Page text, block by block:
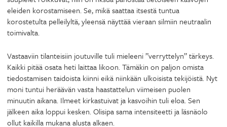
eleiden korostamiseen. Se, mikä saattaa itsestä tuntua
korostetulta pelleilyltä, yleensä näyttää vieraan silmiin neutraalin
toimivalta.
Vastaaviin tilanteisiin joutuville tuli mieleeni ”verryttelyn” tärkeys.
Kaikki pitää osata heti laittaa likoon. Tämäkin on paljon omista
tiedostamisen taidoista kiinni eikä niinkään ulkoisista tekijöistä. Nyt
moni tuntui heräävän vasta haastattelun viimeisen puolen
minuutin aikana. Ilmeet kirkastuivat ja kasvoihin tuli eloa. Sen
jälkeen aika loppui kesken. Olisipa sama intensiteetti ja läsnäolo
ollut kaikilla mukana alusta alkaen.